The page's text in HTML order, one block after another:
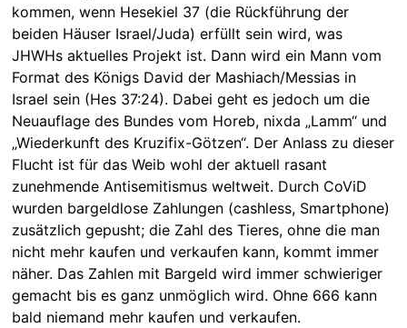
kommen, wenn Hesekiel 37 (die Rückführung der
beiden Häuser Israel/Juda) erfüllt sein wird, was
JHWHs aktuelles Projekt ist. Dann wird ein Mann vom
Format des Königs David der Mashiach/Messias in
Israel sein (Hes 37:24). Dabei geht es jedoch um die
Neuauflage des Bundes vom Horeb, nixda „Lamm“ und
„Wiederkunft des Kruzifix-Götzen“. Der Anlass zu dieser
Flucht ist für das Weib wohl der aktuell rasant
zunehmende Antisemitismus weltweit. Durch CoViD
wurden bargeldlose Zahlungen (cashless, Smartphone)
zusätzlich gepusht; die Zahl des Tieres, ohne die man
nicht mehr kaufen und verkaufen kann, kommt immer
näher. Das Zahlen mit Bargeld wird immer schwieriger
gemacht bis es ganz unmöglich wird. Ohne 666 kann
bald niemand mehr kaufen und verkaufen.